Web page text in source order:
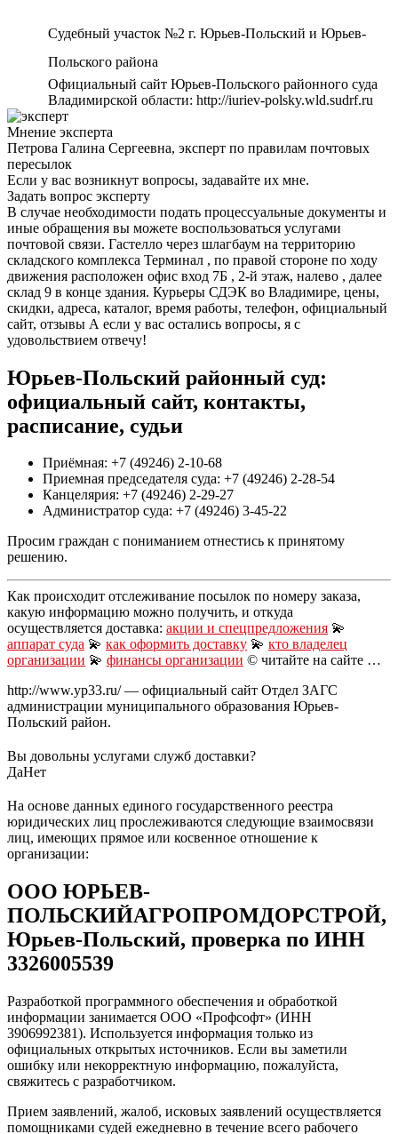
Судебный участок №2 г. Юрьев-Польский и Юрьев-
Польского района
Официальный сайт Юрьев-Польского районного суда
Владимирской области: http://iuriev-polsky.wld.sudrf.ru
Мнение эксперта
Петрова Галина Сергеевна, эксперт по правилам почтовых
пересылок
Если у вас возникнут вопросы, задавайте их мне.
Задать вопрос эксперту
В случае необходимости подать процессуальные документы и
иные обращения вы можете воспользоваться услугами
почтовой связи. Гастелло через шлагбаум на территорию
складского комплекса Терминал , по правой стороне по ходу
движения расположен офис вход 7Б , 2-й этаж, налево , далее
склад 9 в конце здания. Курьеры СДЭК во Владимире, цены,
скидки, адреса, каталог, время работы, телефон, официальный
сайт, отзывы А если у вас остались вопросы, я с
удовольствием отвечу!
Юрьев-Польский районный суд:
официальный сайт, контакты,
расписание, судьи
Приёмная: +7 (49246) 2-10-68
Приемная председателя суда: +7 (49246) 2-28-54
Канцелярия: +7 (49246) 2-29-27
Администратор суда: +7 (49246) 3-45-22
Просим граждан с пониманием отнестись к принятому
решению.
Как происходит отслеживание посылок по номеру заказа,
какую информацию можно получить, и откуда
осуществляется доставка: акции и спецпредложения 💫
аппарат суда 💫 как оформить доставку 💫 кто владелец
организации 💫 финансы организации © читайте на сайте …
http://www.yp33.ru/ — официальный сайт Отдел ЗАГС
администрации муниципального образования Юрьев-
Польский район.
Вы довольны услугами служб доставки?
ДаНет
На основе данных единого государственного реестра
юридических лиц прослеживаются следующие взаимосвязи
лиц, имеющих прямое или косвенное отношение к
организации:
ООО ЮРЬЕВ-
ПОЛЬСКИЙАГРОПРОМДОРСТРОЙ,
Юрьев-Польский, проверка по ИНН
3326005539
Разработкой программного обеспечения и обработкой
информации занимается ООО «Профсофт» (ИНН
3906992381). Используется информация только из
официальных открытых источников. Если вы заметили
ошибку или некорректную информацию, пожалуйста,
свяжитесь с разработчиком.
Прием заявлений, жалоб, исковых заявлений осуществляется
помощниками судей ежедневно в течение всего рабочего